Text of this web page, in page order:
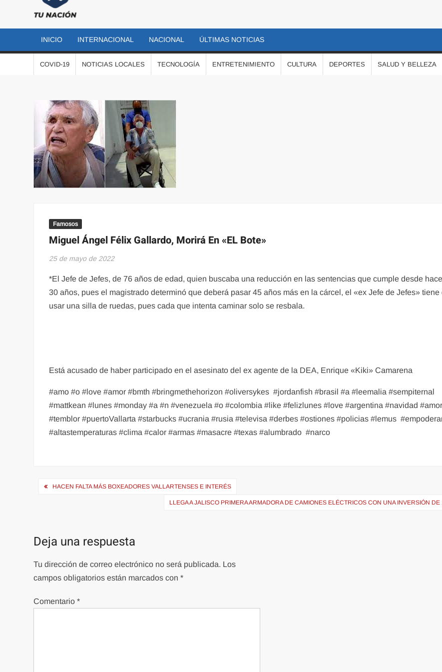
NACIÓN
más
importantes
al momento
INICIO INTERNACIONAL NACIONAL ÚLTIMAS NOTICIAS
COVID-19 NOTICIAS LOCALES TECNOLOGÍA ENTRETENIMIENTO CULTURA DEPORTES SALUD Y BELLEZA
Famosos
Miguel Ángel Félix Gallardo, Morirá En «EL Bote»
25 de mayo de 2022
*El Jefe de Jefes, de 76 años de edad, quien buscaba una reducción en las sentencias que cumple desde
30 años, pues el magistrado determinó que deberá pasar 45 años más en la cárcel, el «ex Jefe de Jefes» tiene
usar una silla de ruedas, pues cada que intenta caminar solo se resbala.
Está acusado de haber participado en el asesinato del ex agente de la DEA, Enrique «Kiki» Camarena
#amo #o #love #amor #bmth #bringmethehorizon #oliversykes #jordanfish #brasil #a #leemalia #sempiternal
#mattkean #lunes #monday #a #n #venezuela #o #colombia #like #felizlunes #love #argentina #navidad #amor
#temblor #puertoVallarta #starbucks #ucrania #rusia #televisa #derbes #ostiones #policias #lemus
#altastemperaturas #clima #calor #armas #masacre #texas #alumbrado #narco
Navegación
HACEN FALTA MÁS BOXEADORES VALLARTENSES E INTERÉS
LLEGA A JALISCO PRIMERA ARMADORA DE CAMIONES ELÉCTRICOS CON UNA INVERSIÓN DE
Deja una respuesta
Tu dirección de correo electrónico no será publicada. Los
campos obligatorios están marcados con*
Comentario*